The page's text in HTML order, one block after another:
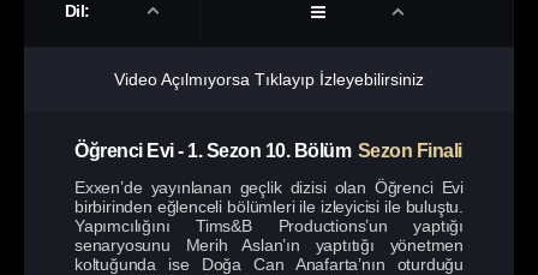
Dil:
Video Açılmıyorsa Tıklayıp İzleyebilirsiniz
Öğrenci Evi- 1. Sezon 10. Bölüm Sezon Finali
Exxen’de yayınlanan geçlik dizisi olan Öğrenci Evi
birbirinden eğlenceli bölümleri ile izleyicisi ile buluştu.
Yapımcılığını Tims&B Productions’un yaptığı
senaryosunu Merih Aslan’ın yaptıtığı yönetmen
koltuğunda ise Doğa Can Anafarta’nın oturduğu